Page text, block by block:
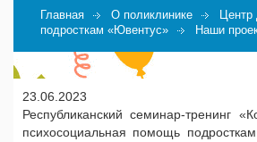
Главная О поликлинике
Центр
подросткам «Ювентус»
Наши
23.06.2023
Республиканский семинар-тренинг
психосоциальная помощь